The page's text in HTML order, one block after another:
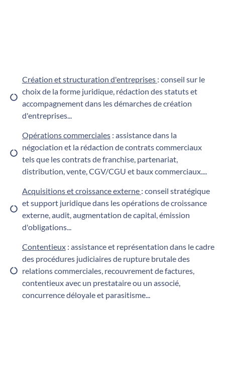
Création et structuration d'entreprises : conseil sur le
choix de la forme juridique, rédaction des statuts et
accompagnement dans les démarches de création
d'entreprises...
Opérations commerciales: assistance dans la
négociation et la rédaction de contrats commerciaux
tels que les contrats de franchise, partenariat,
distribution, vente, CGV/CGU et baux commerciaux....
Acquisitions et croissance externe : conseil stratégique
et support juridique dans les opérations de croissance
externe, audit, augmentation de capital, émission
d'obligations...
Contentieux: assistance et représentation dans le cadre
des procédures judiciaires de rupture brutale des
relations commerciales, recouvrement de factures,
contentieux avec un prestataire ou un associé,
concurrence déloyale et parasitisme...